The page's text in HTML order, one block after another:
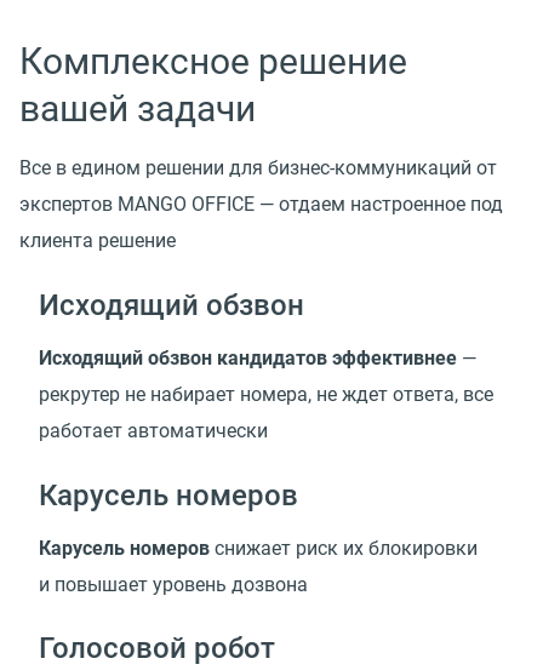
Комплексное решение
вашей задачи
Все в едином решении для бизнес-коммуникаций от
экспертов MANGO OFFICE — отдаем настроенное под
клиента решение
Исходящий обзвон
Исходящий обзвон кандидатов эффективнее —
рекрутер не набирает номера, не ждет ответа, все
работает автоматически
Карусель номеров
Карусель номеров снижает риск их блокировки
и повышает уровень дозвона
Голосовой робот